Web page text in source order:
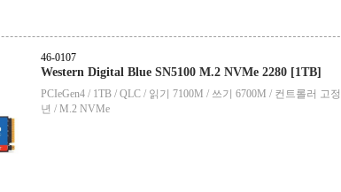
46-0107
Western Digital Blue SN5100 M.2 NVMe 2280 [1TB]
PCIeGen4 / 1TB / QLC / 읽기 7100M / 쓰기 6700M / 컨트롤러 고
년 / M.2 NVMe